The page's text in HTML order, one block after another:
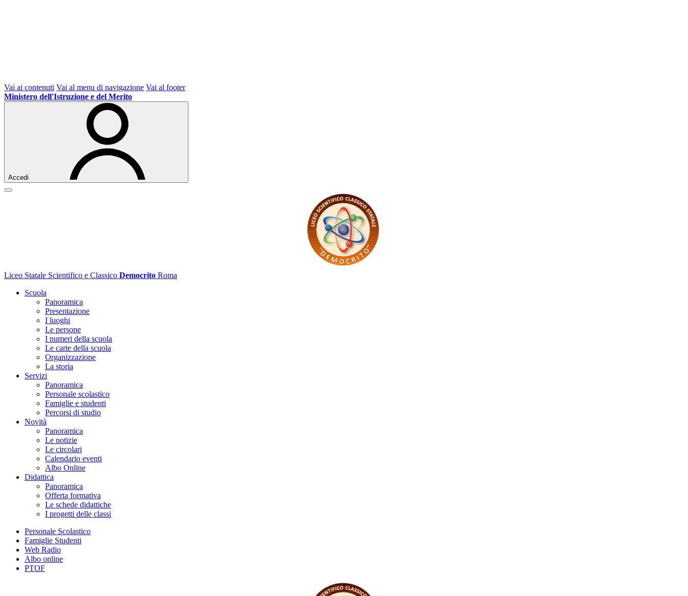
Vai ai contenuti Vai al menu di navigazione Vai al footer
Ministero dell'Istruzione e del Merito
Accedi
Liceo Statale Scientifico e Classico Democrito Roma
Scuola
Panoramica
Presentazione
I luoghi
Le persone
I numeri della scuola
Le carte della scuola
Organizzazione
La storia
Servizi
Panoramica
Personale scolastico
Famiglie e studenti
Percorsi di studio
Novità
Panoramica
Le notizie
Le circolari
Calendario eventi
Albo Online
Didattica
Panoramica
Offerta formativa
Le schede didattiche
I progetti delle classi
Personale Scolastico
Famiglie Studenti
Web Radio
Albo online
PTOF